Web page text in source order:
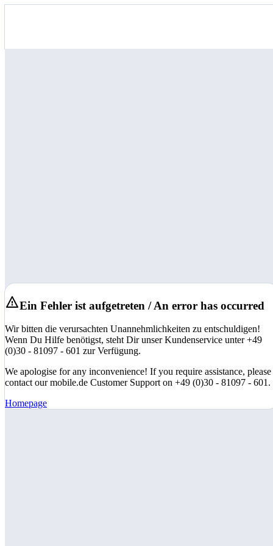
Ein Fehler ist aufgetreten / An error has occurred
Wir bitten die verursachten Unannehmlichkeiten zu entschuldigen!
Wenn Du Hilfe benötigst, steht Dir unser Kundenservice unter +49
(0)30 - 81097 - 601 zur Verfügung.
We apologise for any inconvenience! If you require assistance, please
contact our mobile.de Customer Support on +49 (0)30 - 81097 - 601.
Homepage